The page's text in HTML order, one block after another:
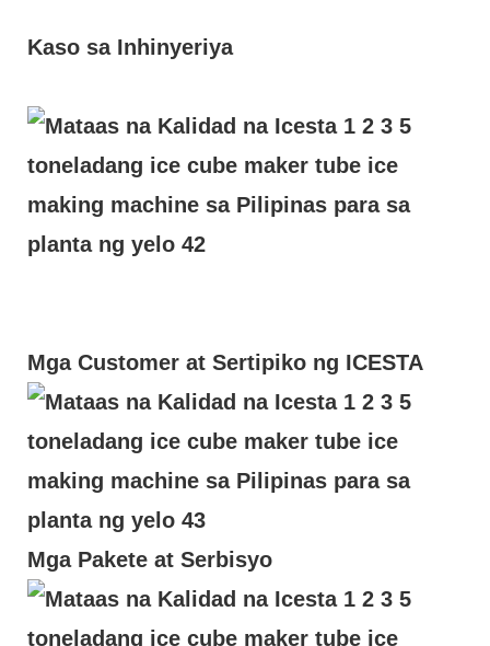
Kaso sa Inhinyeriya
Mga Customer at Sertipiko ng ICESTA
Mga Pakete at Serbisyo